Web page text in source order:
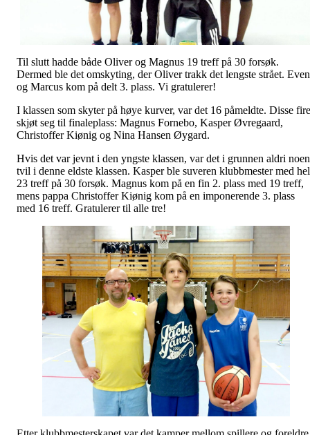
Til slutt hadde både Oliver og Magnus 19 treff på 30 forsøk.
Dermed ble det omskyting, der Oliver trakk det lengste strået. Even
og Marcus kom på delt 3. plass. Vi gratulerer!
I klassen som skyter på høye kurver, var det 16 påmeldte. Disse fire
skjøt seg til finaleplass: Magnus Fornebo, Kasper Øvregaard,
Christoffer Kiønig og Nina Hansen Øygard.
Hvis det var jevnt i den yngste klassen, var det i grunnen aldri noen
tvil i denne eldste klassen. Kasper ble suveren klubbmester med
23 treff på 30 forsøk. Magnus kom på en fin 2. plass med 19 treff,
mens pappa Christoffer Kiønig kom på en imponerende 3. plass
med 16 treff. Gratulerer til alle tre!